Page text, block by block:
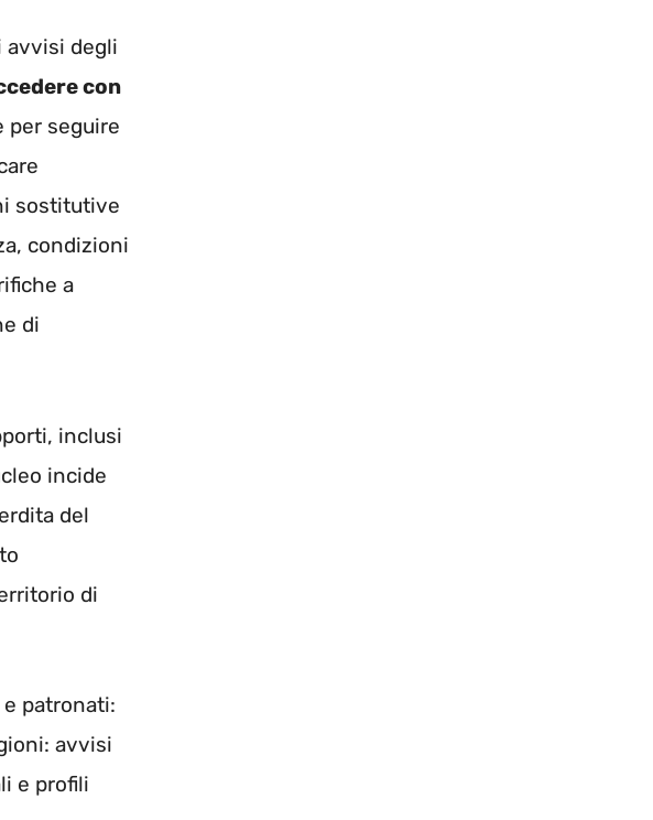
avvisi degli
con
per seguire
sostitutive
condizioni
a
di
inclusi
incide
del
di
patronati:
avvisi
e profili